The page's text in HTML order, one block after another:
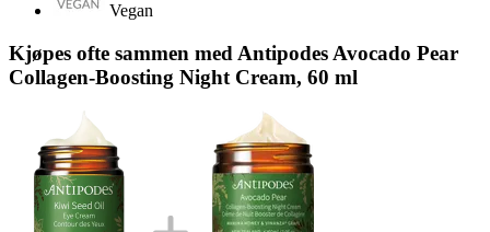
Vegan
Kjøpes ofte sammen med Antipodes Avocado Pear
Collagen-Boosting Night Cream, 60 ml